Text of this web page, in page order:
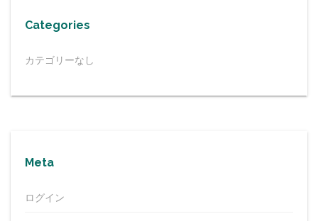
Categories
カテゴリーなし
Meta
ログイン